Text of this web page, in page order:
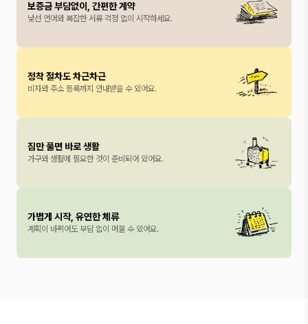
보증금 부담없이, 간편한 계약
낯선 언어와 복잡한 서류 걱정 없이 시작하세요.
정착 절차도 차근차근
비자와 주소 등록까지 안내받을 수 있어요.
짐만 풀면 바로 생활
가구와 생활에 필요한 것이 준비되어 있어요.
가볍게 시작, 유연한 체류
계획이 바뀌어도 부담 없이 머물 수 있어요.